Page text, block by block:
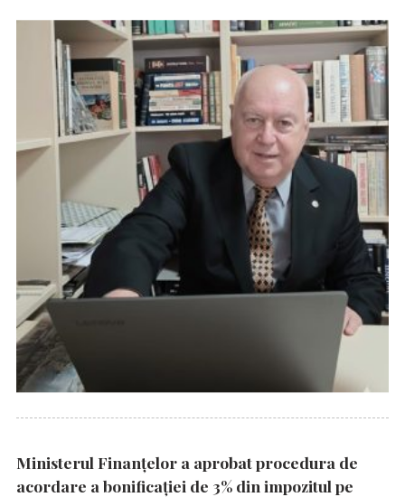
Ministerul Finanțelor a aprobat procedura de
acordare a bonificației de 3% din impozitul pe